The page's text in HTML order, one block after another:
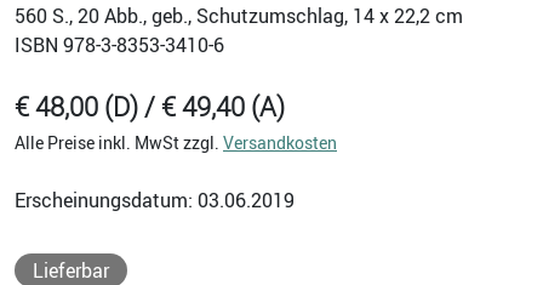
560 S., 20 Abb., geb., Schutzumschlag, 14 x 22,2 cm
ISBN 978-3-8353-3410-6
€ 48,00 (D) / € 49,40 (A)
Alle Preise inkl. MwSt zzgl. Versandkosten
Erscheinungsdatum: 03.06.2019
Lieferbar